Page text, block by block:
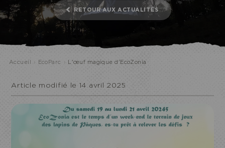
RETOUR AUX ACTUALITÉS
Accueil › EcoParc › L'œuf magique d'EcoZonia
Article modifié le 14 avril 2025
ECOPARC